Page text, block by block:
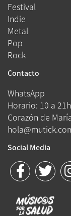
Festival
Indie
Metal
Pop
Rock
Contacto
WhatsApp
Horario: 10 a 21h
Corazón de
Social Media